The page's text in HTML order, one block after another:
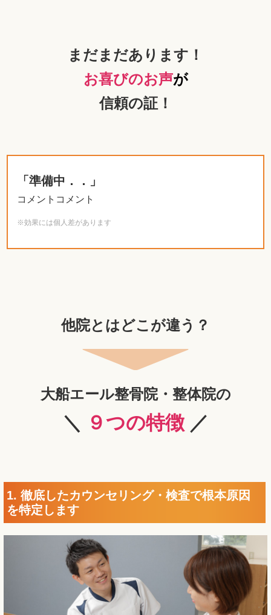
まだまだあります！
お喜びのお声が
信頼の証！
「準備中．．」
コメントコメント
※効果には個人差があります
他院とはどこが違う？
大船エール整骨院・整体院の
＼ ９つの特徴 ／
1. 徹底したカウンセリング・検査で根本原因
を特定します